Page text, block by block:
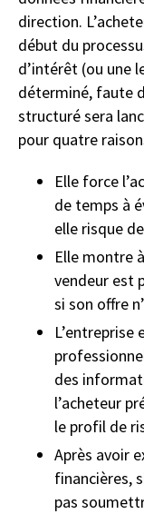
direction.
début du
d’intérêt (ou une
déterminé, faute
structuré sera
pour quatre
Elle force
de temps à
elle risque
Elle montre
vendeur est
si son offre
L’entreprise
des
l’acheteur
le profil de
Après avoir
financières,
pas